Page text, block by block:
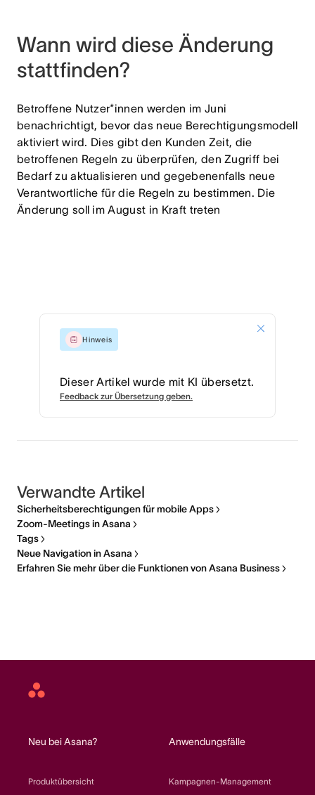
Wann wird diese Änderung
stattfinden?
Betroffene Nutzer*innen werden im Juni
benachrichtigt, bevor das neue Berechtigungsmodell
aktiviert wird. Dies gibt den Kunden Zeit, die
betroffenen Regeln zu überprüfen, den Zugriff bei
Bedarf zu aktualisieren und gegebenenfalls neue
Verantwortliche für die Regeln zu bestimmen. Die
Änderung soll im August in Kraft treten
Hinweis
Dieser Artikel wurde mit KI übersetzt.
Feedback zur Übersetzung geben.
Verwandte Artikel
Sicherheitsberechtigungen für mobile Apps
Zoom-Meetings in Asana
Tags
Neue Navigation in Asana
Erfahren Sie mehr über die Funktionen von Asana Business
Asana
Neu bei Asana?
Produktübersicht
Anwendungsfälle
Kampagnen-Management